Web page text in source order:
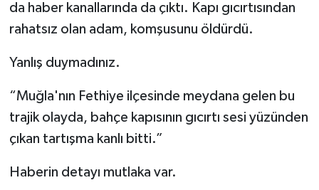
da haber kanallarında da çıktı. Kapı gıcırtısından
rahatsız olan adam, komşusunu öldürdü.
Yanlış duymadınız.
“Muğla'nın Fethiye ilçesinde meydana gelen bu
trajik olayda, bahçe kapısının gıcırtı sesi yüzünden
çıkan tartışma kanlı bitti.”
Haberin detayı mutlaka var.